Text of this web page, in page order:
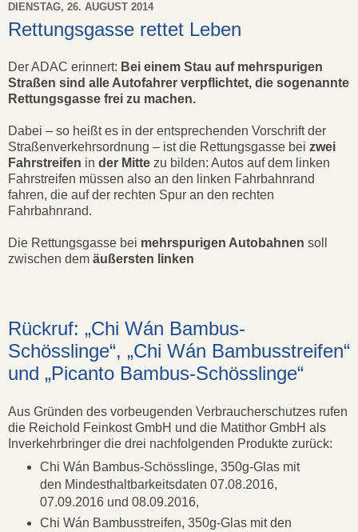
DIENSTAG, 26. AUGUST 2014
Rettungsgasse rettet Leben
Der ADAC erinnert: Bei einem Stau auf mehrspurigen
Straßen sind alle Autofahrer verpflichtet, die sogenannte
Rettungsgasse frei zu machen.
Dabei – so heißt es in der entsprechenden Vorschrift der
Straßenverkehrsordnung – ist die Rettungsgasse bei zwei
Fahrstreifen in der Mitte zu bilden: Autos auf dem linken
Fahrstreifen müssen also an den linken Fahrbahnrand
fahren, die auf der rechten Spur an den rechten
Fahrbahnrand.
Die Rettungsgasse bei mehrspurigen Autobahnen soll
zwischen dem äußersten linken
Rückruf: „Chi Wán Bambus-
Schösslinge“, „Chi Wán Bambusstreifen“
und „Picanto Bambus-Schösslinge“
Aus Gründen des vorbeugenden Verbraucherschutzes rufen
die Reichold Feinkost GmbH und die Matithor GmbH als
Inverkehrbringer die drei nachfolgenden Produkte zurück:
Chi Wán Bambus-Schösslinge, 350g-Glas mit
den Mindesthaltbarkeitsdaten 07.08.2016,
07.09.2016 und 08.09.2016,
Chi Wán Bambusstreifen, 350g-Glas mit den